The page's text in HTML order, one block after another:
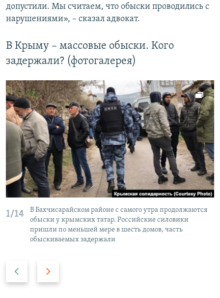
допустили. Мы считаем, что обыски проводились с
нарушениями», – сказал адвокат.
В Крыму – массовые обыски. Кого
задержали? (фотогалерея)
1/14
В Бахчисарайском районе с самого утра продолжаются
обыски у крымских татар. Российские силовики
пришли по меньшей мере в шесть домов, часть
обыскиваемых задержали